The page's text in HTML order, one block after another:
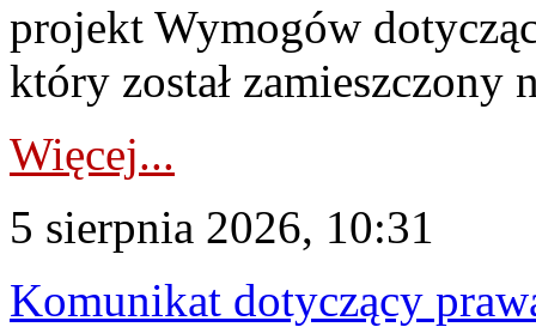
projekt Wymogów
który został zamieszczony
Więcej...
5 sierpnia 2026, 10:31
Komunikat dotyczący